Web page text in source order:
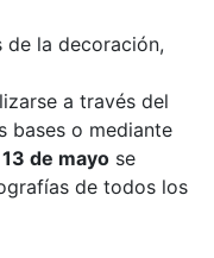
de la decoración,
a través del
bases o mediante
13 de mayo se
de todos los